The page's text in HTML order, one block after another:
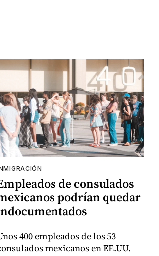
de consulados
podrían quedar
400 empleados de los 53
mexicanos en EE.UU.